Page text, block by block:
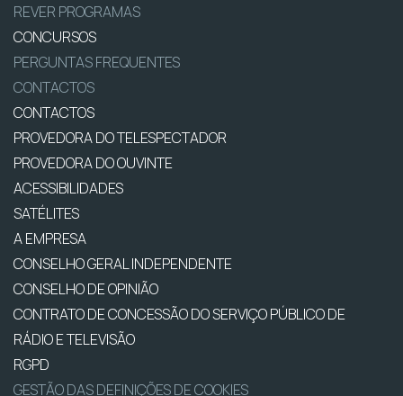
REVER PROGRAMAS
CONCURSOS
PERGUNTAS FREQUENTES
CONTACTOS
CONTACTOS
PROVEDORA DO TELESPECTADOR
PROVEDORA DO OUVINTE
ACESSIBILIDADES
SATÉLITES
A EMPRESA
CONSELHO GERAL INDEPENDENTE
CONSELHO DE OPINIÃO
CONTRATO DE CONCESSÃO DO SERVIÇO PÚBLICO DE
RÁDIO E TELEVISÃO
RGPD
GESTÃO DAS DEFINIÇÕES DE COOKIES